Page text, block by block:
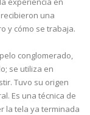
una
y cómo se trabaja.
conglomerado,
se utiliza en
Tuvo su origen
Es una técnica de
la tela ya terminada